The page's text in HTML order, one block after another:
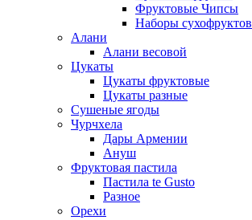
Фруктовые Чипсы
Наборы сухофруктов
Алани
Алани весовой
Цукаты
Цукаты фруктовые
Цукаты разные
Сушеные ягоды
Чурчхела
Дары Армении
Ануш
Фруктовая пастила
Пастила te Gusto
Разное
Орехи